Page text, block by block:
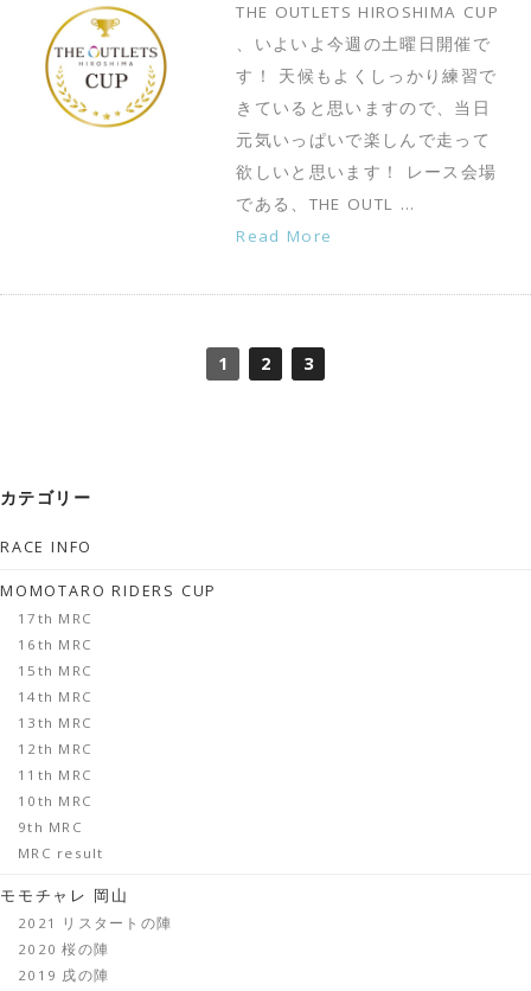
THE OUTLETS HIROSHIMA CUP
、いよいよ今週の土曜日開催で
す！ 天候もよくしっかり練習で
きていると思いますので、当日
元気いっぱいで楽しんで走って
欲しいと思います！ レース会場
である、THE OUTL …
Read More
1 2 3
カテゴリー
RACE INFO
MOMOTARO RIDERS CUP
17th MRC
16th MRC
15th MRC
14th MRC
13th MRC
12th MRC
11th MRC
10th MRC
9th MRC
MRC result
モモチャレ 岡山
2021 リスタートの陣
2020 桜の陣
2019 戌の陣